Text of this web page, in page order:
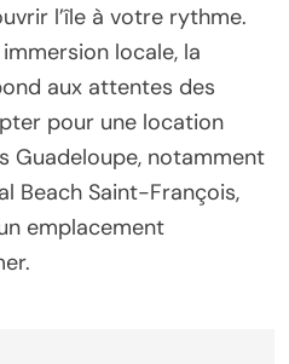
l’île à votre rythme.
locale, la
aux attentes des
pour une location
Guadeloupe, notamment
Beach Saint-François,
emplacement